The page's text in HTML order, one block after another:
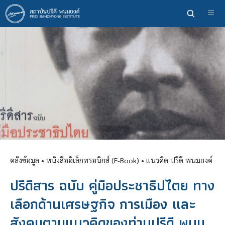
ข้าม
ไป
ยัง
คลังข้อมูล • หนังสืออิเล็กทรอนิกส์ (E-Book) • แนวคิด ปรีดี พนมยงค์
ปรีดีสาร ฉบับ คู่มือประชาธิปไตย ทาง
เลือกด้านเศรษฐกิจ การเมือง และ